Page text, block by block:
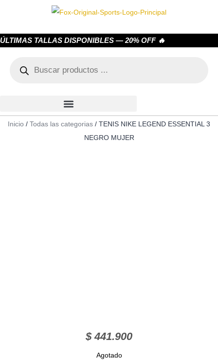
ÚLTIMAS TALLAS DISPONIBLES — 20% OFF 🔥
Inicio / Todas las categorias / TENIS NIKE LEGEND ESSENTIAL 3
NEGRO MUJER
$441.900
Agotado